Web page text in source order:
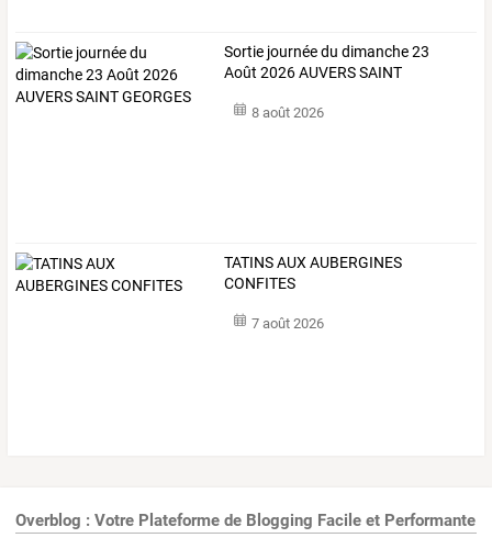
Sortie journée du dimanche 23
Août 2026 AUVERS SAINT
8 août 2026
TATINS AUX AUBERGINES
CONFITES
7 août 2026
Overblog : Votre Plateforme de Blogging Facile et Performante